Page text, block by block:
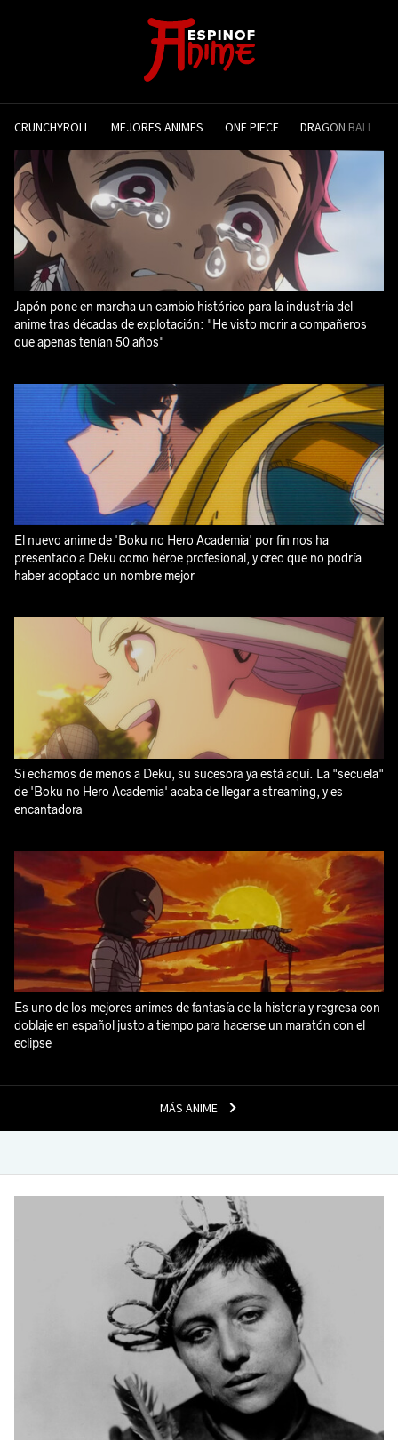
CRUNCHYROLL MEJORES ANIMES ONE PIECE DRAGON BALL
MÁS ANIME
Japón pone en marcha un cambio histórico para la industria del
anime tras décadas de explotación: "He visto morir a compañeros
que apenas tenían 50 años"
El nuevo anime de 'Boku no Hero Academia' por fin nos ha
presentado a Deku como héroe profesional, y creo que no podría
haber adoptado un nombre mejor
Si echamos de menos a Deku, su sucesora ya está aquí. La "secuela"
de 'Boku no Hero Academia' acaba de llegar a streaming, y es
encantadora
Es uno de los mejores animes de fantasía de la historia y regresa con
doblaje en español justo a tiempo para hacerse un maratón con el
eclipse